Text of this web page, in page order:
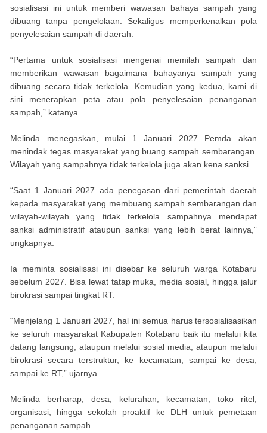
sosialisasi ini untuk memberi wawasan bahaya sampah yang
dibuang tanpa pengelolaan. Sekaligus memperkenalkan pola
penyelesaian sampah di daerah.
“Pertama untuk sosialisasi mengenai memilah sampah dan
memberikan wawasan bagaimana bahayanya sampah yang
dibuang secara tidak terkelola. Kemudian yang kedua, kami di
sini menerapkan peta atau pola penyelesaian penanganan
sampah,” katanya.
Melinda menegaskan, mulai 1 Januari 2027 Pemda akan
menindak tegas masyarakat yang buang sampah sembarangan.
Wilayah yang sampahnya tidak terkelola juga akan kena sanksi.
“Saat 1 Januari 2027 ada penegasan dari pemerintah daerah
kepada masyarakat yang membuang sampah sembarangan dan
wilayah-wilayah yang tidak terkelola sampahnya mendapat
sanksi administratif ataupun sanksi yang lebih berat lainnya,”
ungkapnya.
Ia meminta sosialisasi ini disebar ke seluruh warga Kotabaru
sebelum 2027. Bisa lewat tatap muka, media sosial, hingga jalur
birokrasi sampai tingkat RT.
“Menjelang 1 Januari 2027, hal ini semua harus tersosialisasikan
ke seluruh masyarakat Kabupaten Kotabaru baik itu melalui kita
datang langsung, ataupun melalui sosial media, ataupun melalui
birokrasi secara terstruktur, ke kecamatan, sampai ke desa,
sampai ke RT,” ujarnya.
Melinda berharap, desa, kelurahan, kecamatan, toko ritel,
organisasi, hingga sekolah proaktif ke DLH untuk pemetaan
penanganan sampah.